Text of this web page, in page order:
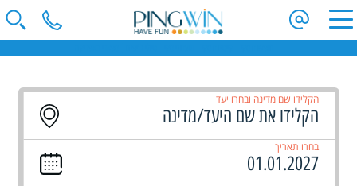
הקלידו שם מדינה ובחרו יעד
בחרו תאריך